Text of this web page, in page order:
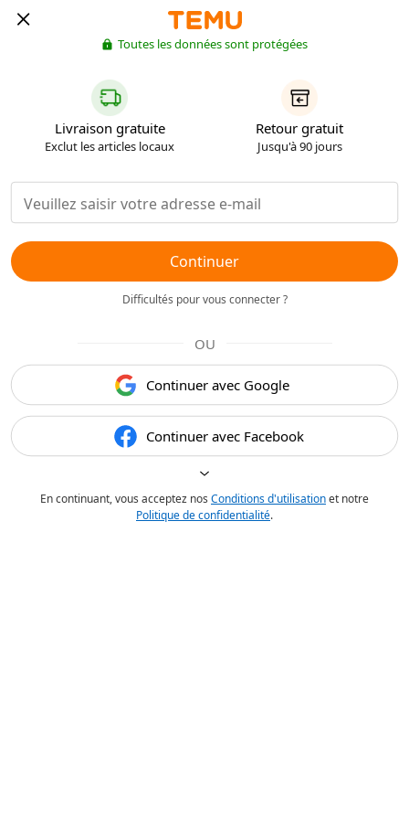
Toutes les données sont protégées
Livraison gratuite
Exclut les articles locaux
Retour gratuit
Jusqu'à 90 jours
Continuer
Difficultés pour vous connecter ?
OU
Continuer avec Google
Continuer avec Facebook
En continuant, vous acceptez nos Conditions d'utilisationet notre
Politique de confidentialité.